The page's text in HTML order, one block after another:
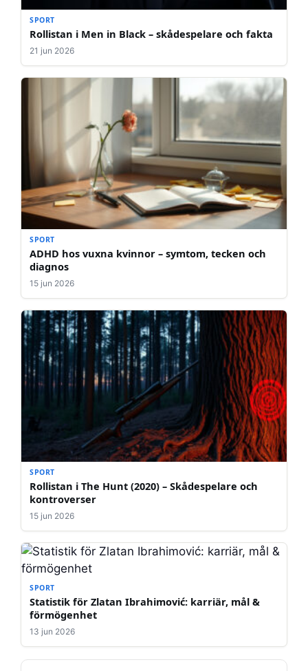
SPORT
Rollistan i Men in Black – skådespelare och fakta
21 jun 2026
SPORT
ADHD hos vuxna kvinnor – symtom, tecken och
diagnos
15 jun 2026
SPORT
Rollistan i The Hunt (2020) – Skådespelare och
kontroverser
15 jun 2026
SPORT
Statistik för Zlatan Ibrahimović: karriär, mål &
förmögenhet
13 jun 2026